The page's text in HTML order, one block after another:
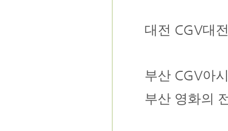
대전 CGV대
부산 CGV아
부산 영화의